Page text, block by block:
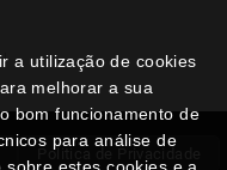
Politica de Privacidade
a utilização de cookies
melhorar a sua
bom funcionamento de
para análise de